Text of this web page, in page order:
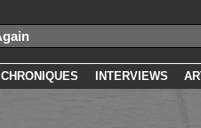
CHRONIQUES INTERVIEWS